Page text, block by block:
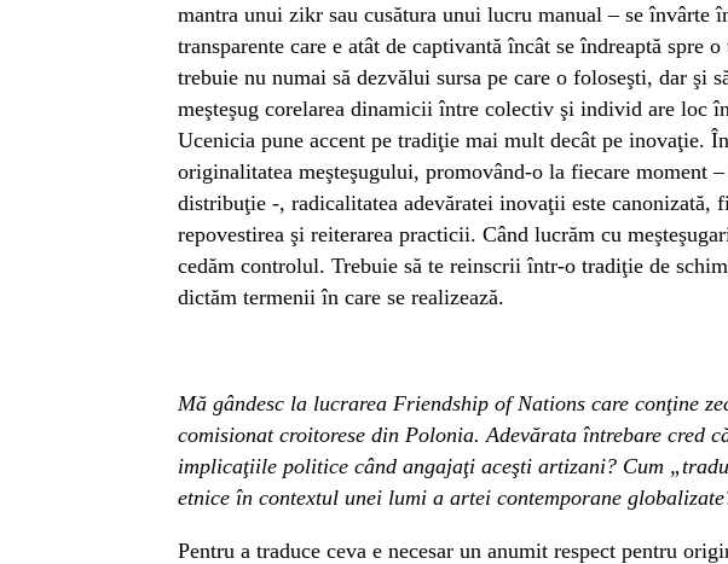
mantra unui zikr sau cusătura unui lucru manual – se învârte
transparente care e atât de captivantă încât se îndreaptă spre
trebuie nu numai să dezvălui sursa pe care o foloseşti, dar şi
meşteşug corelarea dinamicii între colectiv şi individ are loc
Ucenicia pune accent pe tradiţie mai mult decât pe inovaţie.
originalitatea meşteşugului, promovând-o la fiecare moment
distribuţie -, radicalitatea adevăratei inovaţii este canonizată,
repovestirea şi reiterarea practicii. Când lucrăm cu
cedăm controlul. Trebuie să te reinscrii într-o tradiţie de
dictăm termenii în care se realizează.
Mă gândesc la lucrarea Friendship of Nations care conţine
comisionat croitorese din Polonia. Adevărata întrebare cred
implicaţiile politice când angajaţi aceşti artizani? Cum
etnice în contextul unei lumi a artei contemporane
Pentru a traduce ceva e necesar un anumit respect pentru